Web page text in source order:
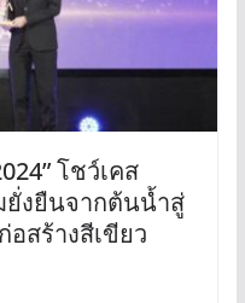
โชว์เคส
ยั่งยืนจากต้นน้ำสู่
สร้างสีเขียว